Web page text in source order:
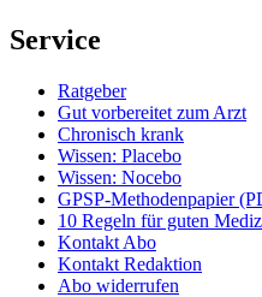
Service
Ratgeber
Gut vorbereitet zum Arzt
Chronisch krank
Wissen: Placebo
Wissen: Nocebo
GPSP-Methodenpapier
10 Regeln für guten
Kontakt Abo
Kontakt Redaktion
Abo widerrufen